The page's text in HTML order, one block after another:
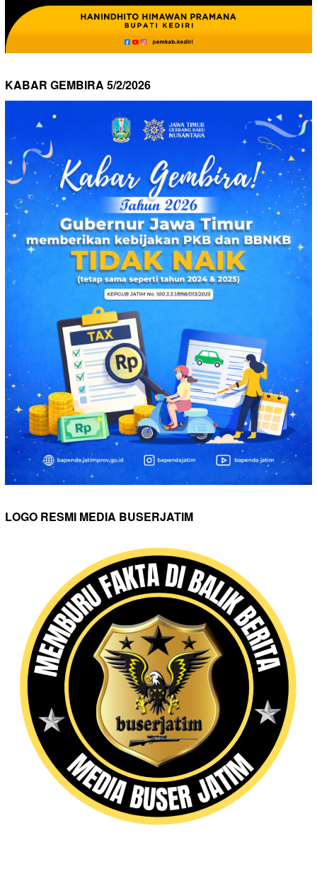
KABAR GEMBIRA 5/2/2026
LOGO RESMI MEDIA BUSERJATIM